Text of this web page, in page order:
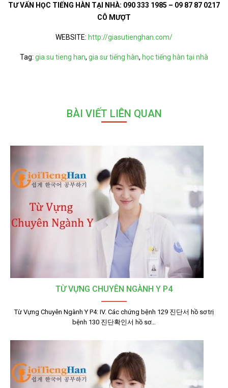
TƯ VẤN HỌC TIẾNG HÀN TẠI NHÀ: 090 333 1985 – 09 87 87 0217
CÔ MƯỢT
WEBSITE: http://giasutienghan.com/
Tag: gia su tieng han, gia sư tiếng hàn, học tiếng hàn tại nhà
BÀI VIẾT LIÊN QUAN
TỪ VỰNG CHUYÊN NGÀNH Y P4
Từ Vựng Chuyên Ngành Y P4: IV. Các chứng bệnh 129 진단서 hồ sơ trị
bệnh 130 진단확인서 hồ sơ…